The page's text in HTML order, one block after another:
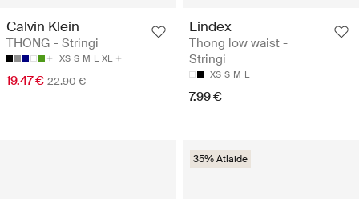
Calvin Klein
THONG - Stringi
XS S M L XL
19.47 € 22.90 €
Lindex
Thong low waist -
Stringi
XS S M L
7.99 €
35% Atlaide